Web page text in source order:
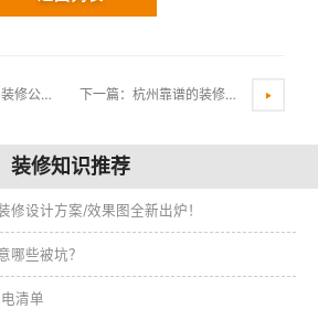
上一篇：杭州知名装修公司实用装修小技巧 下一篇：杭州靠谱的装修公司一般是怎么报价的呢？
装修知识推荐
修设计方案/效果图全新出炉！
哪些被坑？
清单